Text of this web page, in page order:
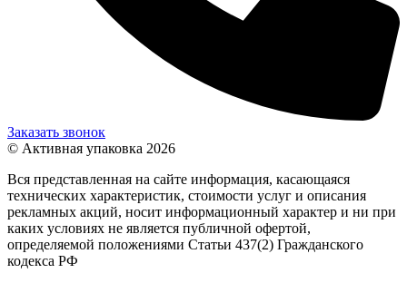
Заказать звонок
© Активная упаковка 2026
Вся представленная на сайте информация, касающаяся
технических характеристик, стоимости услуг и описания
рекламных акций, носит информационный характер и ни при
каких условиях не является публичной офертой,
определяемой положениями Статьи 437(2) Гражданского
кодекса РФ